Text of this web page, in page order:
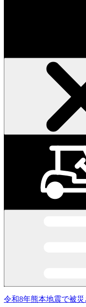
令和8年熊本地震で被